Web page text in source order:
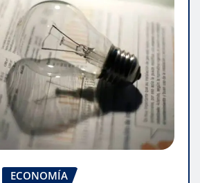
ECONOMÍA